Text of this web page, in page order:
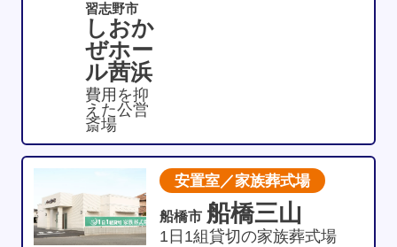
習志野市
しおか
ぜホー
ル茜浜
費用を抑
えた公営
斎場
安置室／家族葬式場
船橋市 船橋三山
1日1組貸切の家族葬式場